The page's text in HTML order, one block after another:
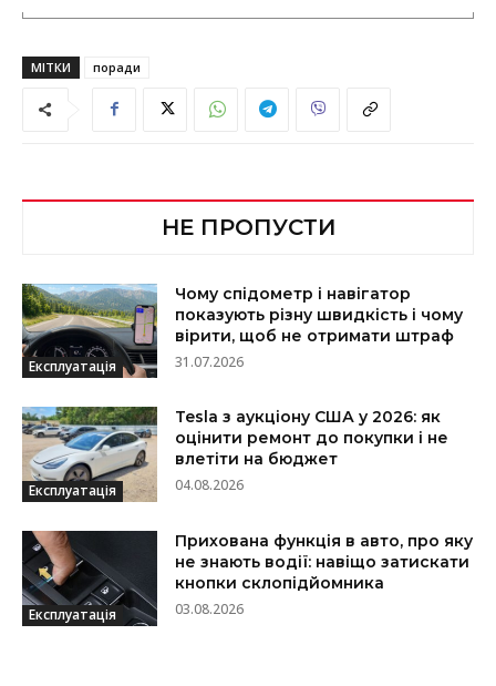
МІТКИ поради
НЕ ПРОПУСТИ
Експлуатація
Чому спідометр і навігатор
показують різну швидкість і чому
вірити, щоб не отримати штраф
31.07.2026
Експлуатація
Tesla з аукціону США у 2026: як
оцінити ремонт до покупки і не
влетіти на бюджет
04.08.2026
Експлуатація
Прихована функція в авто, про яку
не знають водії: навіщо затискати
кнопки склопідйомника
03.08.2026